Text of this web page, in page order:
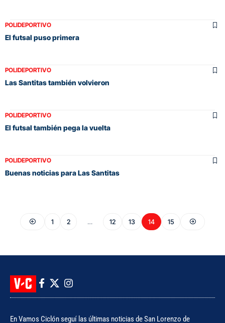
POLIDEPORTIVO
El futsal puso primera
POLIDEPORTIVO
Las Santitas también volvieron
POLIDEPORTIVO
El futsal también pega la vuelta
POLIDEPORTIVO
Buenas noticias para Las Santitas
1 2 … 12 13 14 15
En Vamos Ciclón seguí las últimas noticias de San Lorenzo de